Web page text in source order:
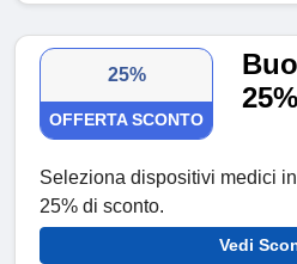
25%
OFFERTA SCONTO
25%
Seleziona dispositivi medici
25% di sconto.
Vedi